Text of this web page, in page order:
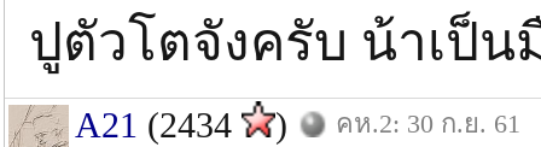
ปูตัวโตจังครับ น้าเป็
A21 (2434 ) คห.2: 30 ก.ย. 61